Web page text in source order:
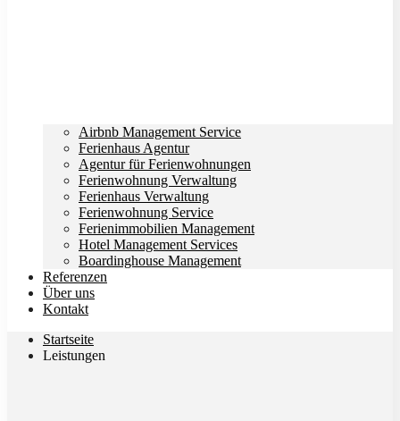
Airbnb Management Service
Ferienhaus Agentur
Agentur für Ferienwohnungen
Ferienwohnung Verwaltung
Ferienhaus Verwaltung
Ferienwohnung Service
Ferienimmobilien Management
Hotel Management Services
Boardinghouse Management
Referenzen
Über uns
Kontakt
Startseite
Leistungen